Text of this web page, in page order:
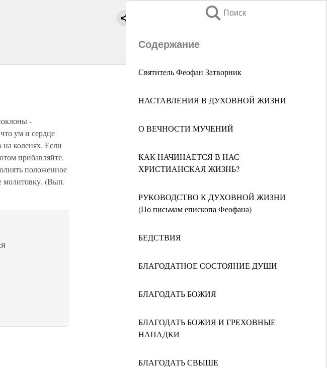
Поиск
Содержание
Святитель Феофан Затворник
НАСТАВЛЕНИЯ В ДУХОВНОЙ ЖИЗНИ
О ВЕЧНОСТИ МУЧЕНИЙ
КАК НАЧИНАЕТСЯ В НАС
ХРИСТИАНСКАЯ ЖИЗНЬ?
РУКОВОДСТВО К ДУХОВНОЙ ЖИЗНИ
(По письмам епископа Феофана)
БЕДСТВИЯ
БЛАГОДАТНОЕ СОСТОЯНИЕ ДУШИ
БЛАГОДАТЬ БОЖИЯ
БЛАГОДАТЬ БОЖИЯ И ГРЕХОВНЫЕ
НАПАДКИ
БЛАГОДАТЬ СВЫШЕ
-
ум и сердце
коленях. Если
прибавляйте.
положенное
молитовку. (Вып.